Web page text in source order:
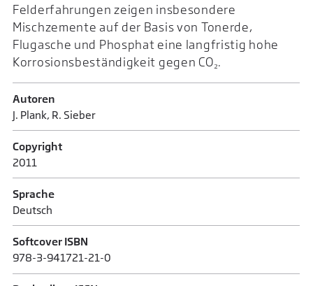
Felderfahrungen zeigen insbesondere
Mischzemente auf der Basis von Tonerde,
Flugasche und Phosphat eine langfristig hohe
Korrosionsbeständigkeit gegen CO₂.
Autoren
J. Plank, R. Sieber
Copyright
2011
Sprache
Deutsch
Softcover ISBN
978-3-941721-21-0